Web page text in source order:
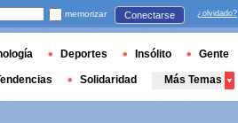
memorizar Conectarse ¿olvidado?
Deportes Insólito Gente
Solidaridad Más Temas